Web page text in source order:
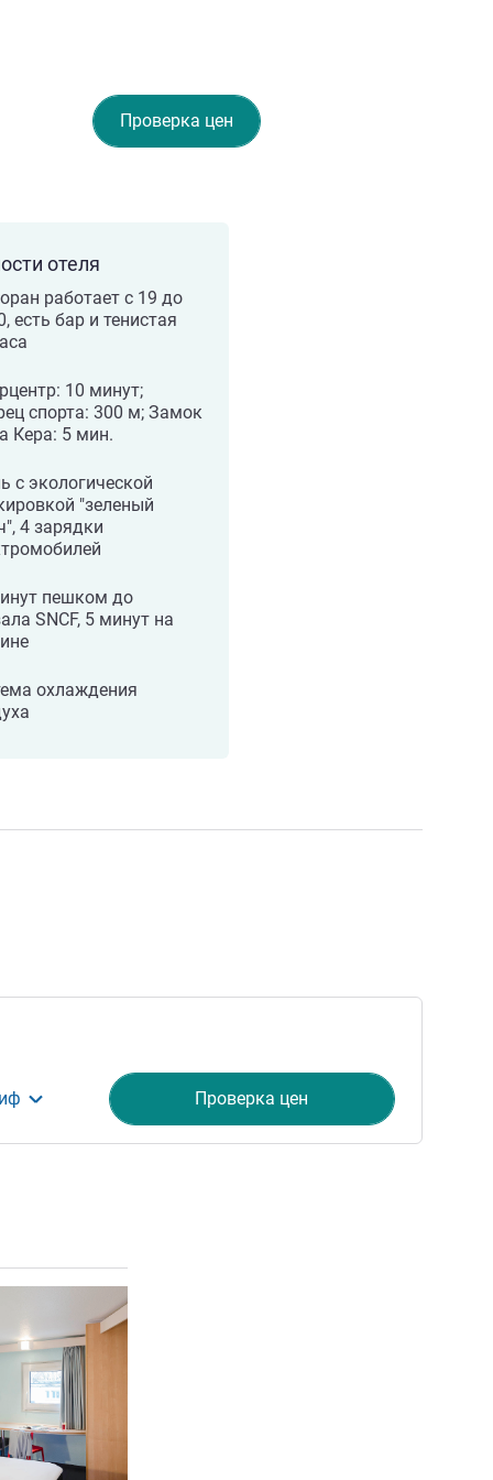
Проверка цен
отеля
работает с 19 до
есть бар и тенистая
10 минут;
спорта: 300 м; Замок
Кера: 5 мин.
с экологической
"зеленый
4 зарядки
пешком до
SNCF, 5 минут на
охлаждения
Проверка цен